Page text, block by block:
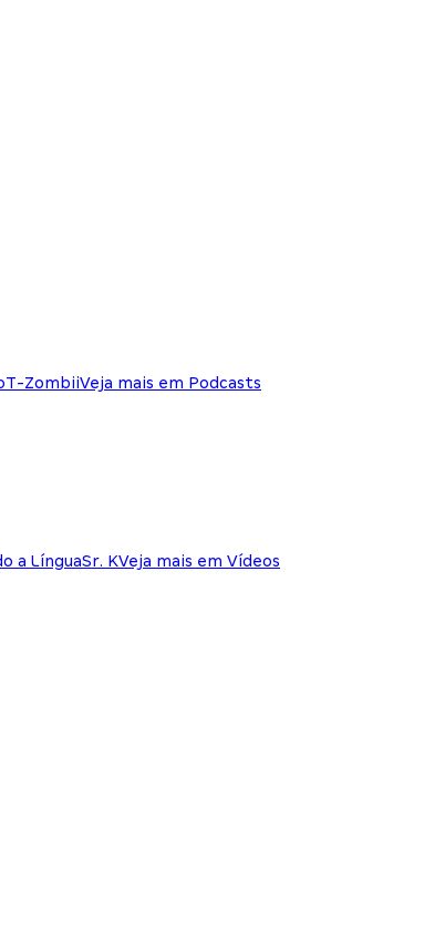
T-ZombiiVeja mais em Podcasts
a LínguaSr. KVeja mais em Vídeos